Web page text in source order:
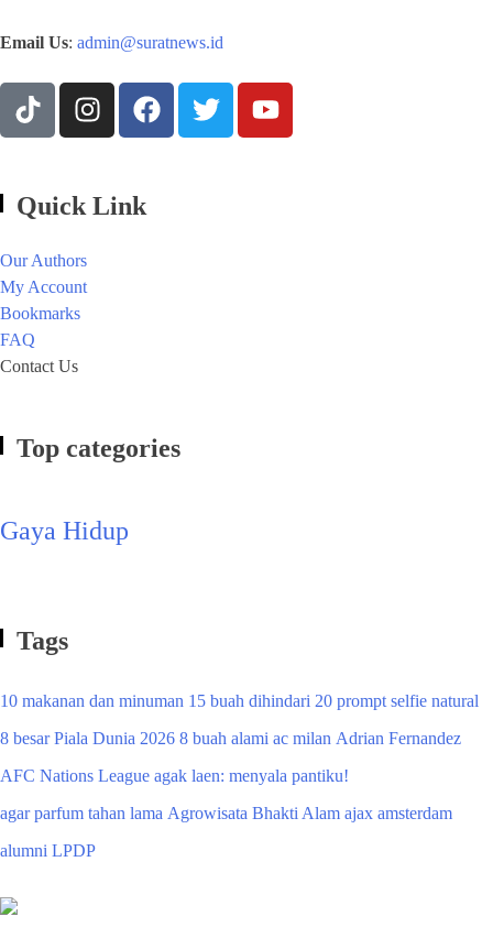
Email Us: admin@suratnews.id
Quick Link
Our Authors
My Account
Bookmarks
FAQ
Contact Us
Top categories
Gaya Hidup
Tags
10 makanan dan minuman 15 buah dihindari 20 prompt selfie natural
8 besar Piala Dunia 2026 8 buah alami ac milan Adrian Fernandez
AFC Nations League agak laen: menyala pantiku!
agar parfum tahan lama Agrowisata Bhakti Alam ajax amsterdam
alumni LPDP